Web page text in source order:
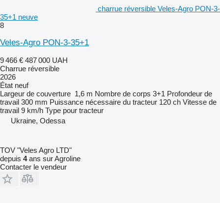
charrue réversible Veles-Agro PON-3-
35+1 neuve
8
Veles-Agro PON-3-35+1
9 466 € 487 000 UAH
Charrue réversible
2026
État neuf
Largeur de couverture 1,6 m Nombre de corps 3+1 Profondeur de
travail 300 mm Puissance nécessaire du tracteur 120 ch Vitesse de
travail 9 km/h Type pour tracteur
Ukraine, Odessa
TOV "Veles Agro LTD"
depuis 4ans sur Agroline
Contacter le vendeur